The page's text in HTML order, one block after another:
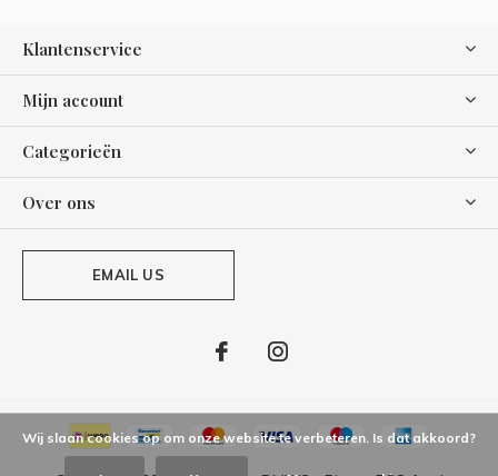
Klantenservice
Mijn account
Categorieën
Over ons
EMAIL US
Wij slaan cookies op om onze website te verbeteren. Is dat akkoord?